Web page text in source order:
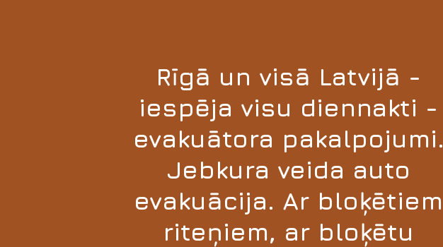
Rīgā un visā Latvijā -
iespēja visu diennakti -
evakuātora pakalpojumi.
Jebkura veida auto
evakuācija. Ar bloķētiem
riteņiem, ar bloķētu